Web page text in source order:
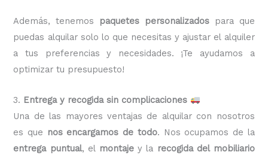
Además, tenemos paquetes personalizadospara que
puedas alquilar solo lo que necesitas y ajustar el alquiler
a tus preferencias y necesidades. ¡Te ayudamos a
optimizar tu presupuesto!
3. Entrega y recogida sin complicaciones
Una de las mayores ventajas de alquilar con nosotros
es que nos encargamos de todo. Nos ocupamos de la
entrega puntual, el montajey la recogida del mobiliario